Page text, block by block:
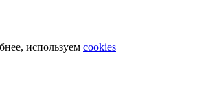
используем cookies